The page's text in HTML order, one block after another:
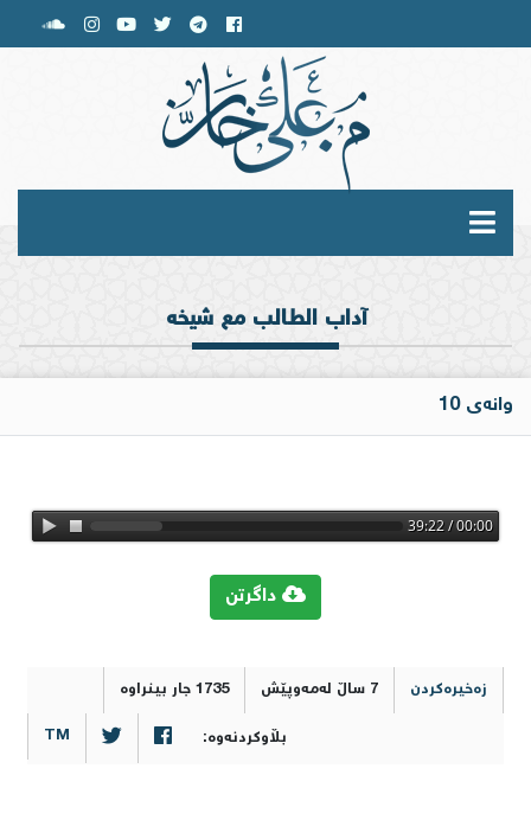
آداب الطالب مع شيخه
وانەی 10
00:00 / 39:22
داگرتن
زەخیرەکردن 7 ساڵ لەمەوپێش 1735 جار بینراوە
بڵاوکردنەوە: TM